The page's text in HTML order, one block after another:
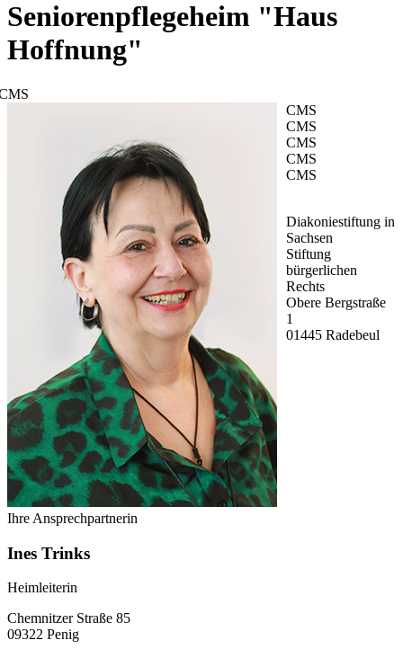
Seniorenpflegeheim "Haus
Hoffnung"
Ihre Ansprechpartnerin
Ines Trinks
Heimleiterin
Chemnitzer Straße 85
09322 Penig
CMS
CMS
CMS
CMS
CMS
Diakoniestiftung in
Sachsen
Stiftung
bürgerlichen
Rechts
Obere Bergstraße
1
01445 Radebeul